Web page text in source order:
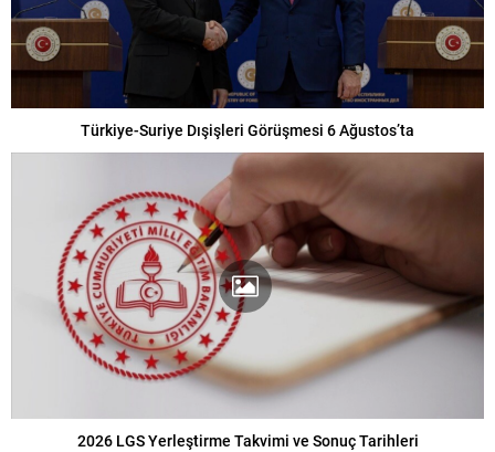
Türkiye-Suriye Dışişleri Görüşmesi 6 Ağustos’ta
2026 LGS Yerleştirme Takvimi ve Sonuç Tarihleri